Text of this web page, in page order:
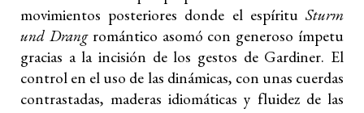
movimientos posteriores donde el espírituSturm
und Drangromántico asomó con generoso ímpetu
gracias a la incisión de los gestos de Gardiner. El
control en el uso de las dinámicas, con unas cuerdas
contrastadas, maderas idiomáticas y fluidez de las